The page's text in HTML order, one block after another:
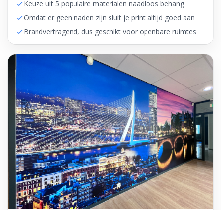
Keuze uit 5 populaire materialen naadloos behang
Omdat er geen naden zijn sluit je print altijd goed aan
Brandvertragend, dus geschikt voor openbare ruimtes